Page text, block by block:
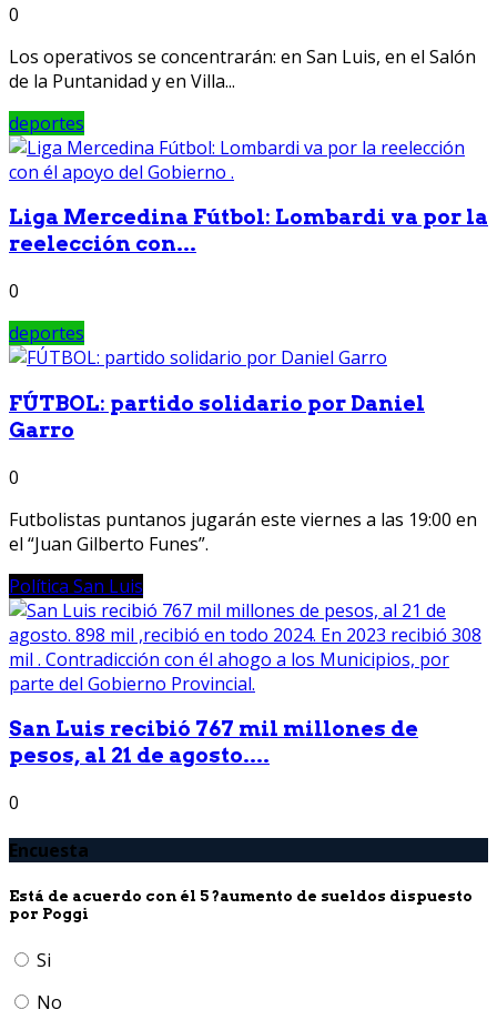
0
Los operativos se concentrarán: en San Luis, en el Salón
de la Puntanidad y en Villa...
deportes
Liga Mercedina Fútbol: Lombardi va por la
reelección con...
0
deportes
FÚTBOL: partido solidario por Daniel
Garro
0
Futbolistas puntanos jugarán este viernes a las 19:00 en
el “Juan Gilberto Funes”.
Política San Luis
San Luis recibió 767 mil millones de
pesos, al 21 de agosto....
0
Encuesta
Está de acuerdo con él 5 ?aumento de sueldos dispuesto
por Poggi
Si
No